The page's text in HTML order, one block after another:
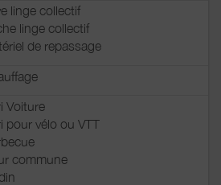
linge collectif
linge collectif
de repassage
Voiture
pour vélo ou VTT
commune